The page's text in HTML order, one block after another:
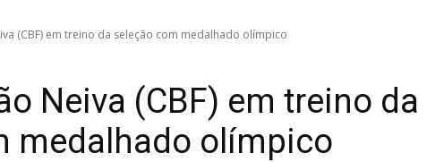
(CBF) em treino da seleção com medalhado olímpico
Neiva (CBF) em treino da
medalhado olímpico